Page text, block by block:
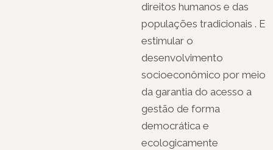
direitos humanos e das
populações tradicionais . E
estimular o
desenvolvimento
socioeconômico por meio
da garantia do acesso a
gestão de forma
democrática e
ecologicamente